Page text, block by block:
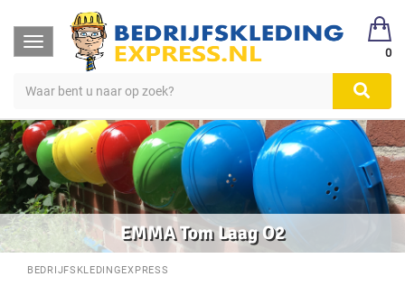
Toggle
navigation
0
EMMA Tom Laag O2
BEDRIJFSKLEDINGEXPRESS